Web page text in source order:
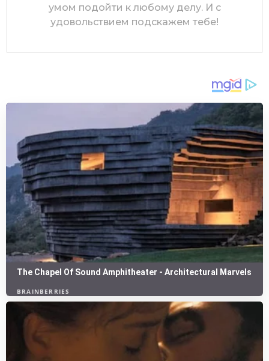
умом подойти к любому делу. И с
удовольствием подскажем тебе!